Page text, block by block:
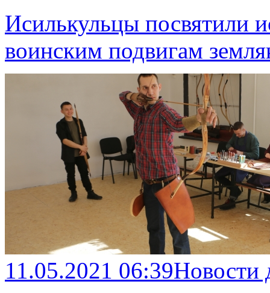
Исилькульцы посвятили
воинским подвигам
11.05.2021 06:39